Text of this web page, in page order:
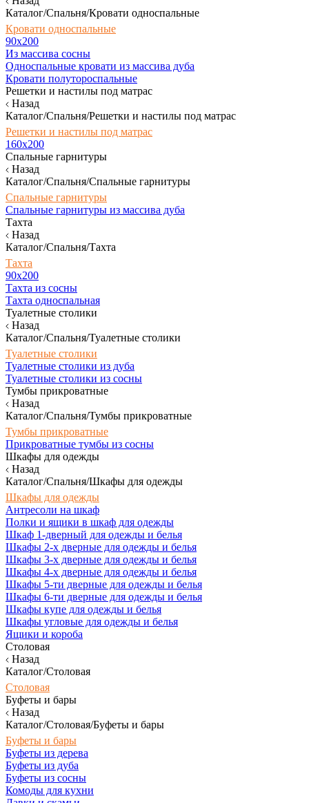
Каталог/Спальня/Кровати односпальные
Кровати односпальные
90х200
Из массива сосны
Односпальные кровати из массива дуба
Кровати полутороспальные
Решетки и настилы под матрас
Назад
Каталог/Спальня/Решетки и настилы под матрас
Решетки и настилы под матрас
160х200
Спальные гарнитуры
Назад
Каталог/Спальня/Спальные гарнитуры
Спальные гарнитуры
Спальные гарнитуры из массива дуба
Тахта
Назад
Каталог/Спальня/Тахта
Тахта
90х200
Тахта из сосны
Тахта односпальная
Туалетные столики
Назад
Каталог/Спальня/Туалетные столики
Туалетные столики
Туалетные столики из дуба
Туалетные столики из сосны
Тумбы прикроватные
Назад
Каталог/Спальня/Тумбы прикроватные
Тумбы прикроватные
Прикроватные тумбы из сосны
Шкафы для одежды
Назад
Каталог/Спальня/Шкафы для одежды
Шкафы для одежды
Антресоли на шкаф
Полки и ящики в шкаф для одежды
Шкаф 1-дверный для одежды и белья
Шкафы 2-х дверные для одежды и белья
Шкафы 3-х дверные для одежды и белья
Шкафы 4-х дверные для одежды и белья
Шкафы 5-ти дверные для одежды и белья
Шкафы 6-ти дверные для одежды и белья
Шкафы купе для одежды и белья
Шкафы угловые для одежды и белья
Ящики и короба
Столовая
Назад
Каталог/Столовая
Столовая
Буфеты и бары
Назад
Каталог/Столовая/Буфеты и бары
Буфеты и бары
Буфеты из дерева
Буфеты из дуба
Буфеты из сосны
Комоды для кухни